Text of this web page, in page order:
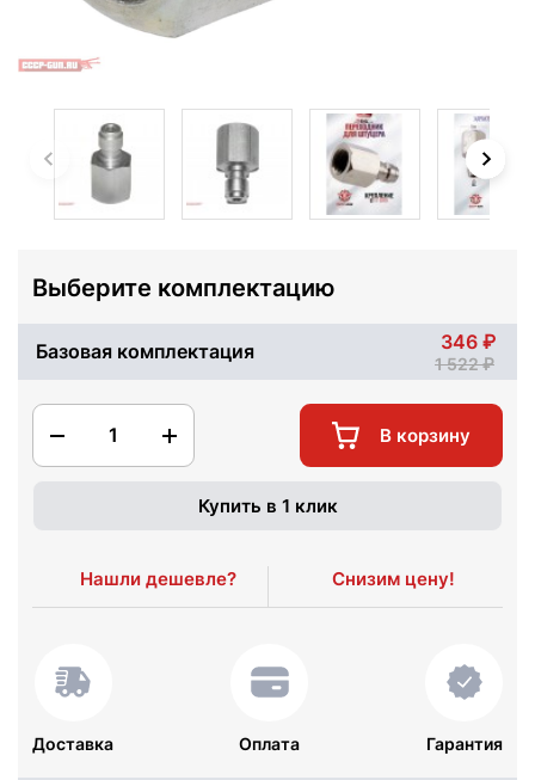
Выберите комплектацию
Базовая комплектация 346
1 522
1 В корзину
Купить в 1 клик
Нашли дешевле? Снизим цену!
Доставка Оплата Гарантия